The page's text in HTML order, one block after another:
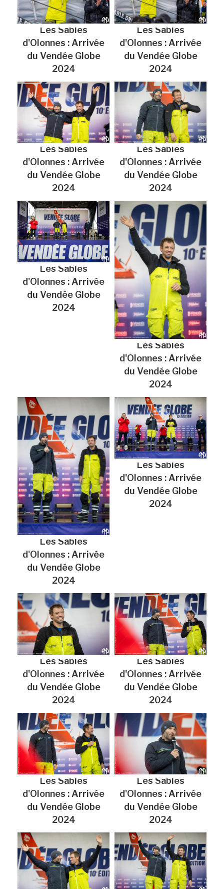
Les Sables
d'Olonnes : Arrivée
du Vendée Globe
2024
Les Sables
d'Olonnes : Arrivée
du Vendée Globe
2024
Les Sables
d'Olonnes : Arrivée
du Vendée Globe
2024
Les Sables
d'Olonnes : Arrivée
du Vendée Globe
2024
Les Sables
d'Olonnes : Arrivée
du Vendée Globe
2024
Les Sables
d'Olonnes : Arrivée
du Vendée Globe
2024
Les Sables
d'Olonnes : Arrivée
du Vendée Globe
2024
Les Sables
d'Olonnes : Arrivée
du Vendée Globe
2024
Les Sables
d'Olonnes : Arrivée
du Vendée Globe
2024
Les Sables
d'Olonnes : Arrivée
du Vendée Globe
2024
Les Sables
d'Olonnes : Arrivée
du Vendée Globe
2024
Les Sables
d'Olonnes : Arrivée
du Vendée Globe
2024